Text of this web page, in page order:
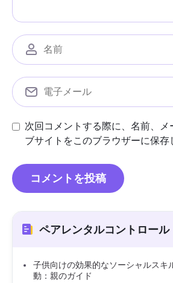
次回コメントする際に、名前、メ
ブサイトをこのブラウザーに保存
ペアレンタルコントロール
子供向けの効果的なソーシャルスキ
動：親のガイド